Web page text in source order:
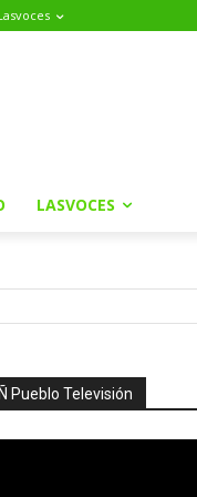
LASVOCES
Ñ Pueblo Televisión